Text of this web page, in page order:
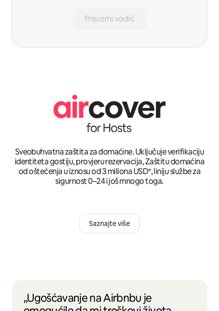
Preuzmi vodič
Sveobuhvatna zaštita za domaćine. Uključuje verifikaciju
identiteta gostiju, provjeru rezervacija, Zaštitu domaćina
od oštećenja u iznosu od 3 miliona USD*, liniju službe za
sigurnost 0–24 i još mnogo toga.
Saznajte više
„Ugošćavanje na Airbnbu je